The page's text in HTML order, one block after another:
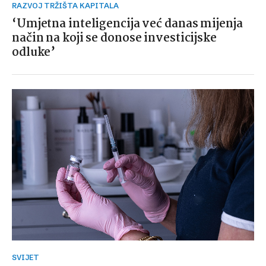
RAZVOJ TRŽIŠTA KAPITALA
‘Umjetna inteligencija već danas mijenja
način na koji se donose investicijske
odluke’
SVIJET